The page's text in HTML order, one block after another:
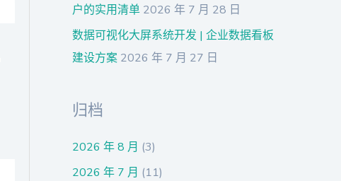
户的实用清单 2026 年 7 月 28 日
数据可视化大屏系统开发 | 企业数据看板
建设方案 2026 年 7 月 27 日
归档
2026 年 8 月 (3)
2026 年 7 月 (11)